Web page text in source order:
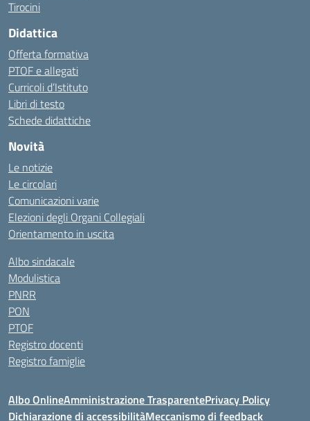
Tirocini
Didattica
Offerta formativa
PTOF e allegati
Curricoli d’Istituto
Libri di testo
Schede didattiche
Novità
Le notizie
Le circolari
Comunicazioni varie
Elezioni degli Organi Collegiali
Orientamento in uscita
Albo sindacale
Modulistica
PNRR
PON
PTOF
Registro docenti
Registro famiglie
Albo OnlineAmministrazione TrasparentePrivacy Policy
Dichiarazione di accessibilitàMeccanismo di feedback